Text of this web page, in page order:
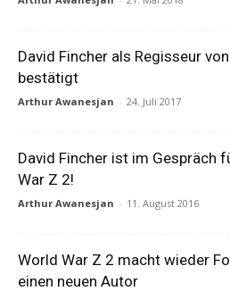
David Fincher als Regisseur
bestätigt
Arthur Awanesjan - 24. Juli 2017
David Fincher ist im Gespräch
War Z 2!
Arthur Awanesjan - 11. August 2016
World War Z 2 macht wieder
einen neuen Autor